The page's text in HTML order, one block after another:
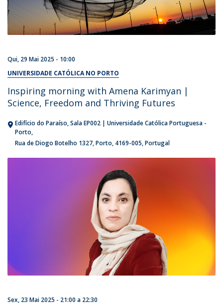
Qui, 29 Mai 2025 - 10:00
UNIVERSIDADE CATÓLICA NO PORTO
Inspiring morning with Amena Karimyan |
Science, Freedom and Thriving Futures
Edifício do Paraíso, Sala EP002 | Universidade Católica Portuguesa -
Porto
Rua de Diogo Botelho 1327 Porto 4169-005 Portugal
Sex, 23 Mai 2025 - 21:00 a 22:30